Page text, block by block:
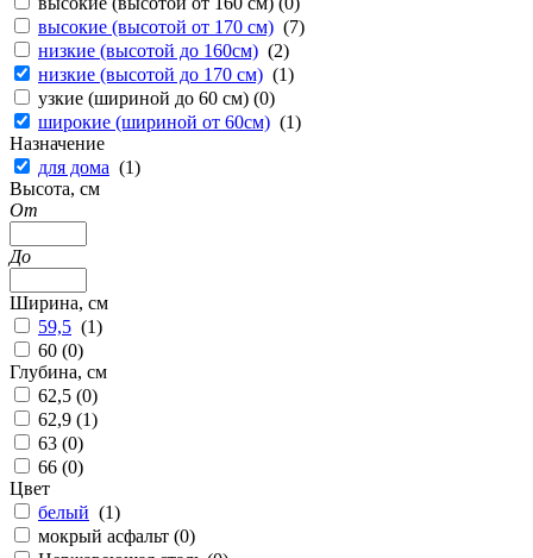
высокие (высотой от 170 см) (7)
низкие (высотой до 160см) (2)
низкие (высотой до 170 см) (1)
узкие (шириной до 60 см) (0)
широкие (шириной от 60см) (1)
Назначение
для дома (1)
Высота, см
От
До
Ширина, см
59,5 (1)
60 (0)
Глубина, см
62,5 (0)
62,9 (1)
63 (0)
66 (0)
Цвет
белый (1)
мокрый асфальт (0)